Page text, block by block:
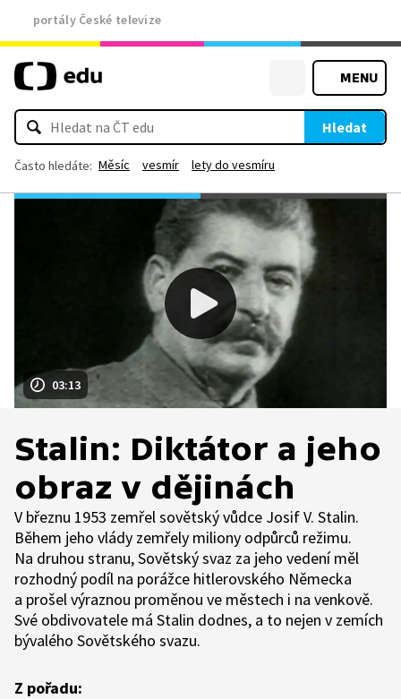
portály České televize
MENU
Hledat
Často hledáte: Měsíc vesmír lety do vesmíru
03:13
Stalin: Diktátor a jeho
obraz v dějinách
V březnu 1953 zemřel sovětský vůdce Josif V. Stalin.
Během jeho vlády zemřely miliony odpůrců režimu.
Na druhou stranu, Sovětský svaz za jeho vedení měl
rozhodný podíl na porážce hitlerovského Německa
a prošel výraznou proměnou ve městech i na venkově.
Své obdivovatele má Stalin dodnes, a to nejen v zemích
bývalého Sovětského svazu.
Z pořadu: